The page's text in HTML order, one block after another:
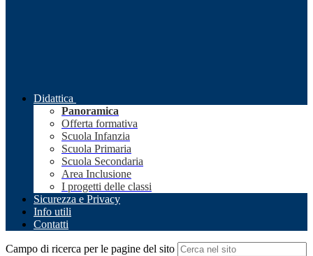
Didattica
Panoramica
Offerta formativa
Scuola Infanzia
Scuola Primaria
Scuola Secondaria
Area Inclusione
I progetti delle classi
Sicurezza e Privacy
Info utili
Contatti
Campo di ricerca per le pagine del sito